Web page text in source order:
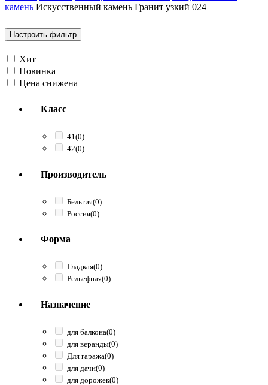
камень Искусственный камень Гранит узкий 024
Настроить фильтр
Хит
Новинка
Цена снижена
Класс
41(0)
42(0)
Производитель
Бельгия(0)
Россия(0)
Форма
Гладкая(0)
Рельефная(0)
Назначение
для балкона(0)
для веранды(0)
Для гаража(0)
для дачи(0)
для дорожек(0)